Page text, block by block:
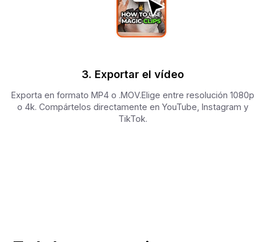
3. Exportar el vídeo
Exporta en formato MP4 o .MOV.Elige entre resolución 1080p
o 4k. Compártelos directamente en YouTube, Instagram y
TikTok.